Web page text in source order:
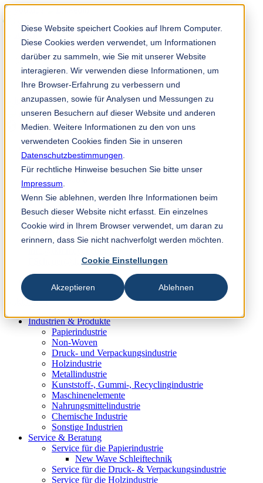
Diese Website speichert Cookies auf Ihrem Computer.
Diese Cookies werden verwendet, um Informationen
darüber zu sammeln, wie Sie mit unserer Website
interagieren. Wir verwenden diese Informationen, um
Ihre Browser-Erfahrung zu verbessern und
anzupassen, sowie für Analysen und Messungen zu
unseren Besuchern auf dieser Website und anderen
Medien. Weitere Informationen zu den von uns
verwendeten Cookies finden Sie in unseren
Datenschutzbestimmungen
Für rechtliche Hinweise besuchen Sie bitte unser
Impressum
Wenn Sie ablehnen, werden Ihre Informationen beim
Besuch dieser Website nicht erfasst. Ein einzelnes
Cookie wird in Ihrem Browser verwendet, um daran zu
erinnern, dass Sie nicht nachverfolgt werden möchten.
Cookie Einstellungen
Akzeptieren Ablehnen
Solution Finder
Mitarbeiterportal
de
+49 171 75 30 68 2
Heinrich-Hertz-Str. 17
22941 Bargteheide
FSchauer@tkmmeyer.com
Industrien & Produkte
Papierindustrie
Non-Woven
Druck- und Verpackungsindustrie
Holzindustrie
Metallindustrie
Kunststoff-, Gummi-, Recyclingindustrie
Maschinenelemente
Nahrungsmittelindustrie
Chemische Industrie
Sonstige Industrien
Service & Beratung
Service für die Papierindustrie
New Wave Schleiftechnik
Service für die Druck- & Verpackungsindustrie
Service für die Holzindustrie